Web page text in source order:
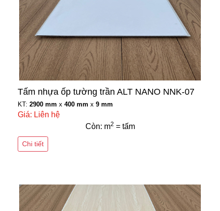
Tấm nhựa ốp tường trần ALT NANO NNK-07
KT: 2900 mm x 400 mm x 9 mm
Giá: Liên hệ
Còn: m2 = tấm
Chi tiết